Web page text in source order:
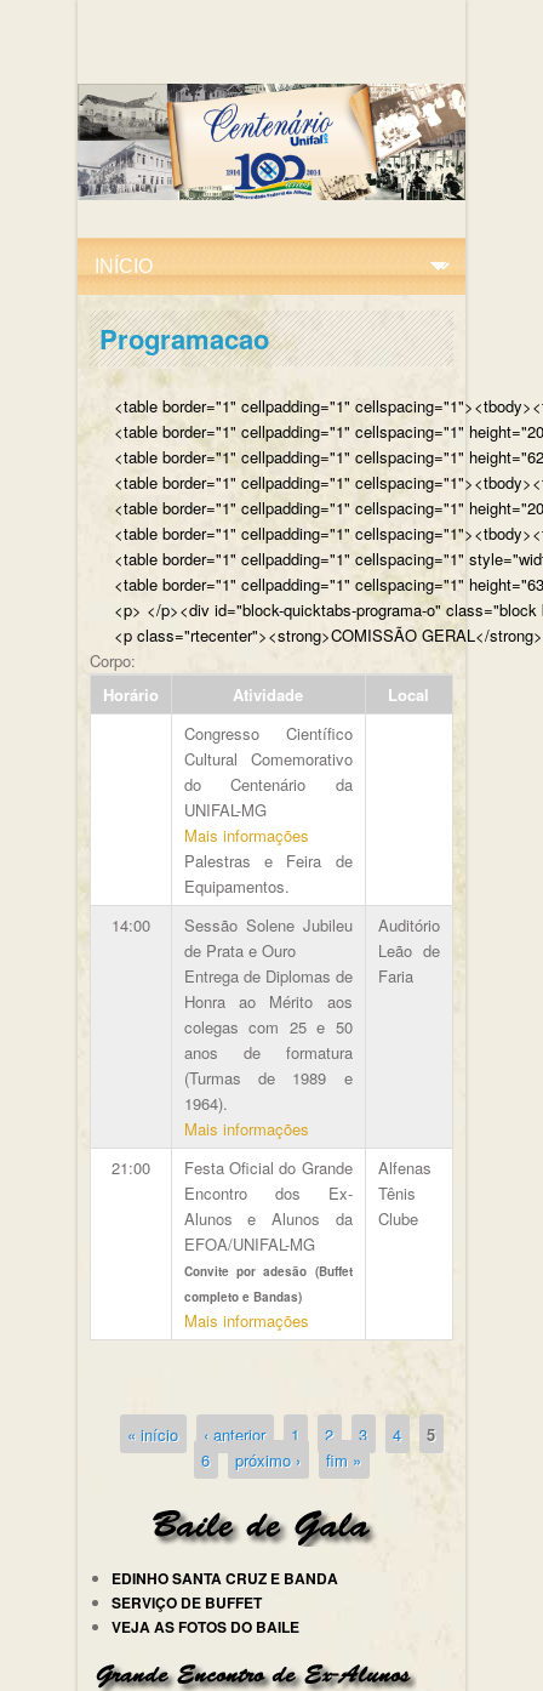
Programacao
<table border="1" cellpadding="1"
<table border="1" cellpadding="1" cellspacing="1"
<table border="1" cellpadding="1" cellspacing="1"
<table border="1" cellpadding="1"
<table border="1" cellpadding="1" cellspacing="1"
<table border="1" cellpadding="1"
<table border="1" cellpadding="1" cellspacing="1"
<table border="1" cellpadding="1" cellspacing="1"
<p> </p><div
<p class="rtecenter"><strong>COMISSÃO
Corpo:
Horário
Atividade
Local
Congresso Científico
Cultural Comemorativo
do Centenário da
UNIFAL-MG
Mais informações
Palestras e Feira de
Equipamentos.
14:00
Sessão Solene Jubileu
de Prata e Ouro
Entrega de Diplomas de
Honra ao Mérito aos
colegas com 25 e 50
anos de formatura
(Turmas de 1989 e
1964).
Mais informações
Auditório
Leão de
Faria
21:00
Festa Oficial do Grande
Encontro dos Ex-
Alunos e Alunos da
EFOA/UNIFAL-MG
Convite por adesão (Buffet
completo e Bandas)
Mais informações
Alfenas
Tênis
Clube
Páginas
« início ‹ anterior 1 2 3 4
5
6
próximo › fim »
EDINHO SANTA CRUZ E BANDA
SERVIÇO DE BUFFET
VEJA AS FOTOS DO BAILE